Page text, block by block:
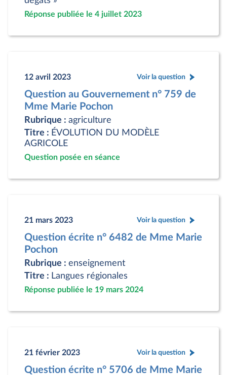
Réponse publiée le 4 juillet 2023
12 avril 2023 Voir la question
Question au Gouvernement n° 759 de
Mme Marie Pochon
Rubrique : agriculture
Titre : ÉVOLUTION DU MODÈLE
AGRICOLE
Question posée en séance
21 mars 2023 Voir la question
Question écrite n° 6482 de Mme Marie
Pochon
Rubrique : enseignement
Titre : Langues régionales
Réponse publiée le 19 mars 2024
21 février 2023 Voir la question
Question écrite n° 5706 de Mme Marie